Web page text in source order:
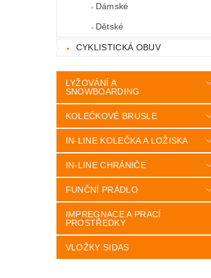
Dámské
Dětské
CYKLISTICKÁ OBUV
LYŽOVÁNÍ A
SNOWBOARDING
KOLEČKOVÉ BRUSLE
IN-LINE KOLEČKA A LOŽISKA
IN-LINE CHRÁNIČE
FUNČNÍ PRÁDLO
IMPREGNACE A PRACÍ
PROSTŘEDKY
VLOŽKY SIDAS